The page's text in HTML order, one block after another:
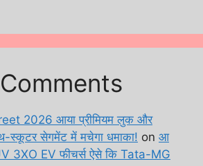
2026 आया प्रीमियम लुक और
स्कूटर सेगमेंट में मचेगा धमाका! on आ
3XO EV फीचर्स ऐसे कि Tata-MG